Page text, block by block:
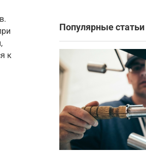
к
Популярные статьи